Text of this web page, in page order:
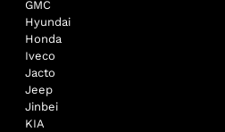
GMC
Hyundai
Honda
Iveco
Jacto
Jeep
Jinbei
KIA